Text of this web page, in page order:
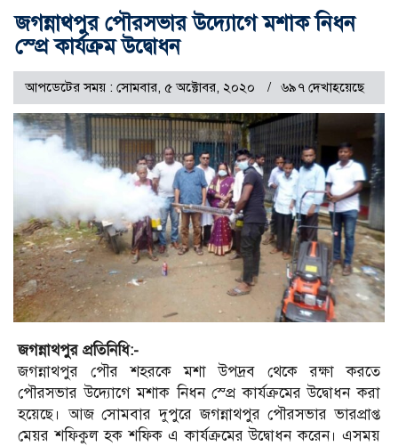
জগন্নাথপুর পৌরসভার উদ্যোগে মশাক নিধন
স্প্রে কার্যক্রম উদ্বোধন
আপডেটের সময় : সোমবার, ৫ অক্টোবর, ২০২০ ৬৯৭ দেখাহয়েছে
জগন্নাথপুর প্রতিনিধি:-
জগন্নাথপুর পৌর শহরকে মশা উপদ্রব থেকে রক্ষা করতে
পৌরসভার উদ্যোগে মশাক নিধন স্প্রে কার্যক্রমের উদ্বোধন করা
হয়েছে। আজ সোমবার দুপুরে জগন্নাথপুর পৌরসভার ভারপ্রাপ্ত
মেয়র শফিকুল হক শফিক এ কার্যক্রমের উদ্বোধন করেন। এসময়